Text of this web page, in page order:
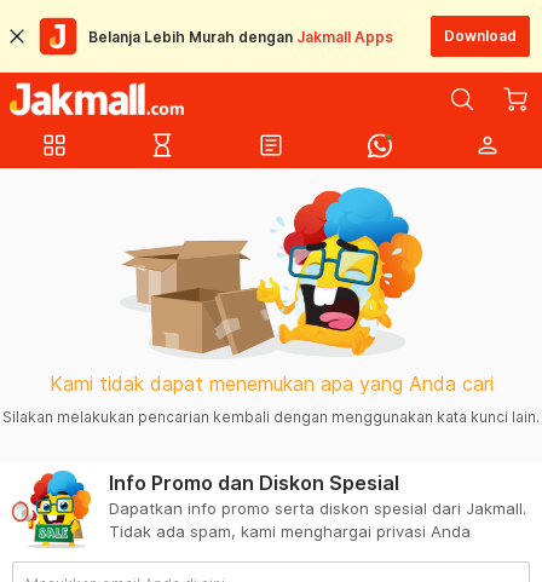
Belanja Lebih Murah dengan Jakmall Apps Download
grid_view hourglass_empty article person
Kami tidak dapat menemukan apa yang Anda cari
Silakan melakukan pencarian kembali dengan menggunakan kata kunci lain.
Info Promo dan Diskon Spesial
Dapatkan info promo serta diskon spesial dari Jakmall.
Tidak ada spam, kami menghargai privasi Anda